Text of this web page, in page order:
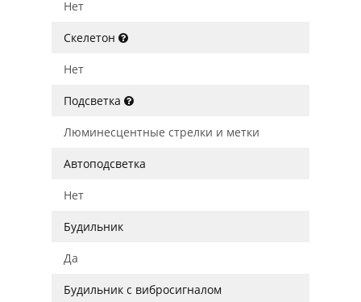
Нет
Скелетон
Нет
Подсветка
Люминесцентные стрелки и метки
Автоподсветка
Нет
Будильник
Да
Будильник с вибросигналом